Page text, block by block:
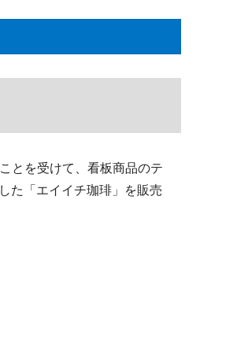
とを受けて、看板商品のテ
た「エイイチ珈琲」を販売